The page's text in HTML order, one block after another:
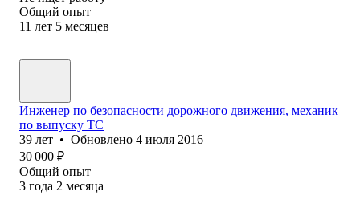
Общий опыт
11 лет 5 месяцев
Инженер по безопасности дорожного движения, механик
по выпуску ТС
39 лет • Обновлено 4 июля 2016
30 000 ₽
Общий опыт
3 года 2 месяца